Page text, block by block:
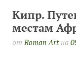
Кипр.
местам
отRoman Artна